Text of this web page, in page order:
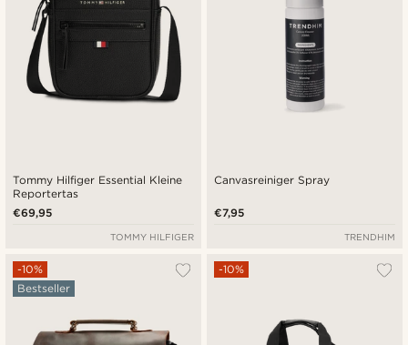
Tommy Hilfiger Essential Kleine
Reportertas
€69,95
TOMMY HILFIGER
Canvasreiniger Spray
€7,95
TRENDHIM
-10%
Bestseller
-10%